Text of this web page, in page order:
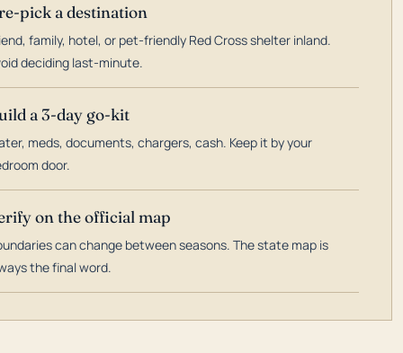
pick a destination
family, hotel, or pet-friendly Red Cross shelter inland.
deciding last-minute.
a 3-day go-kit
meds, documents, chargers, cash. Keep it by your
door.
on the official map
can change between seasons. The state map is
the final word.